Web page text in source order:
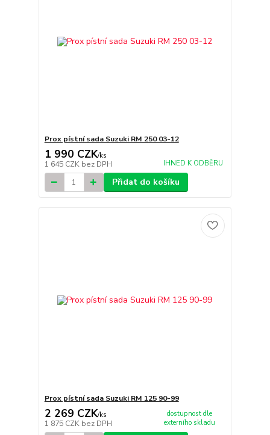
Prox pístní sada Suzuki RM 250 03-12
1 990 CZK/ks
1 645 CZK bez DPH IHNED K ODBĚRU
Přidat do košíku
Prox pístní sada Suzuki RM 125 90-99
2 269 CZK/ks
1 875 CZK bez DPH
dostupnost dle
externího skladu